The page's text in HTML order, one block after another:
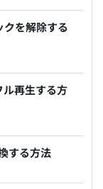
を解除する
ル再生する方
する方法